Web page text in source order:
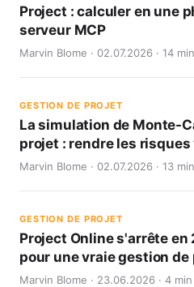
Project : calculer en une
serveur MCP
Marvin Blome · 02.07.2026 · 14
GESTION DE PROJET
La simulation de Monte-
projet : rendre les
Marvin Blome · 02.07.2026 · 13
GESTION DE PROJET
Project Online s'arrête
pour une vraie gestion de
Marvin Blome · 23.06.2026 · 4